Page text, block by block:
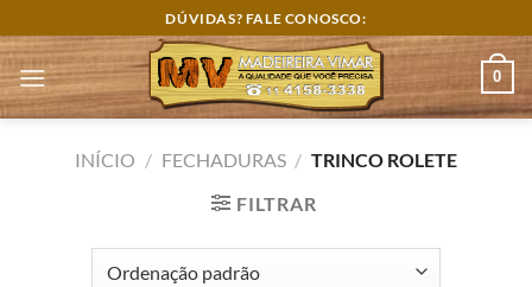
to
content
DÚVIDAS? FALE CONOSCO:
0
INÍCIO / FECHADURAS / TRINCO ROLETE
FILTRAR